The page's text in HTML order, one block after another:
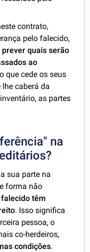
contrato,
pelo falecido,
quais serão
ao
que cede os seus
caberá da
as partes
na
sua parte na
forma não
têm
. Isso significa
pessoa, o
co-herdeiros,
condições.